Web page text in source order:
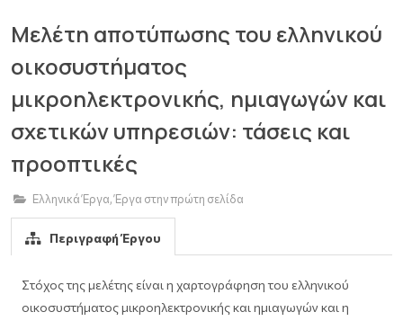
Mελέτη αποτύπωσης του ελληνικού
οικοσυστήματος
μικροηλεκτρονικής, ημιαγωγών και
σχετικών υπηρεσιών: τάσεις και
προοπτικές
Ελληνικά Έργα,Έργα στην πρώτη σελίδα
Περιγραφή Έργου
Στόχος της μελέτης είναι η χαρτογράφηση του ελληνικού
οικοσυστήματος μικροηλεκτρονικής και ημιαγωγών και η